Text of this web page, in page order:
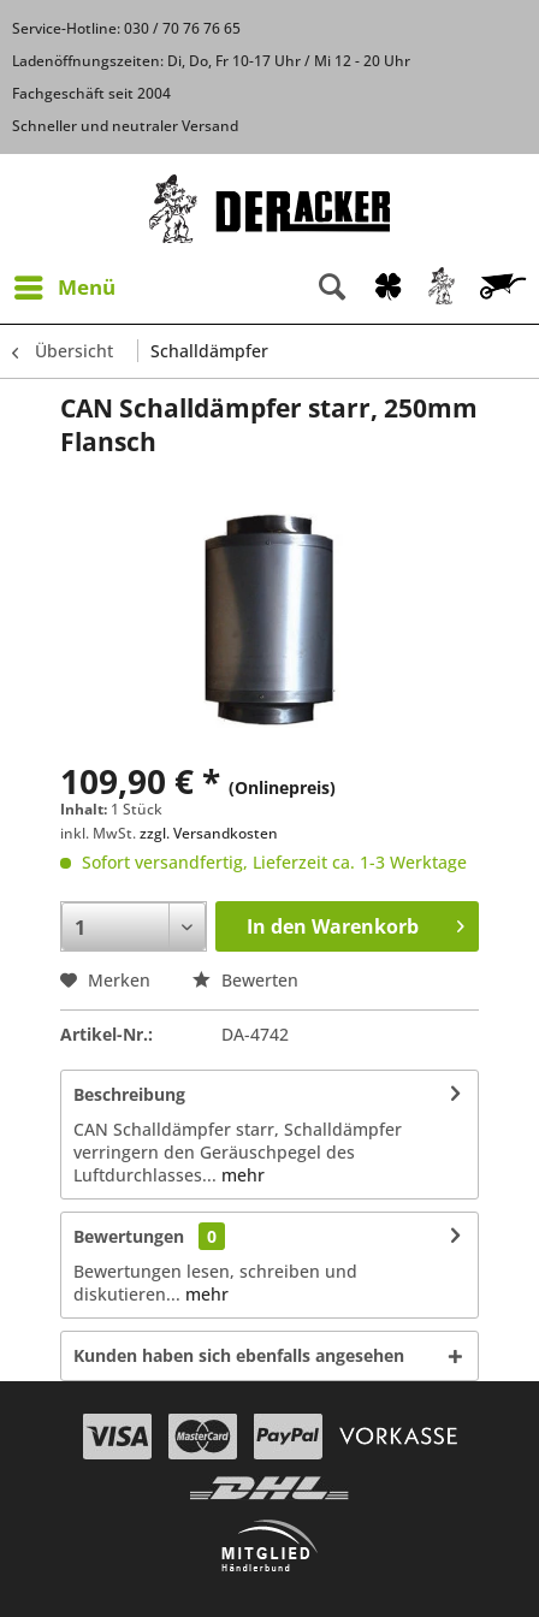
Service-Hotline: 030 / 70 76 76 65
Ladenöffnungszeiten: Di, Do, Fr 10-17 Uhr / Mi 12 - 20 Uhr
Fachgeschäft seit 2004
Schneller und neutraler Versand
Menü
Übersicht Schalldämpfer
CAN Schalldämpfer starr, 250mm
Flansch
109,90 € * (Onlinepreis)
Inhalt: 1 Stück
inkl. MwSt.zzgl. Versandkosten
Sofort versandfertig, Lieferzeit ca. 1-3 Werktage
In den Warenkorb
Merken Bewerten
Artikel-Nr.: DA-4742
Beschreibung
CAN Schalldämpfer starr, Schalldämpfer
verringern den Geräuschpegel des
Luftdurchlasses... mehr
Bewertungen
0
Bewertungen lesen, schreiben und
diskutieren... mehr
Kunden haben sich ebenfalls angesehen